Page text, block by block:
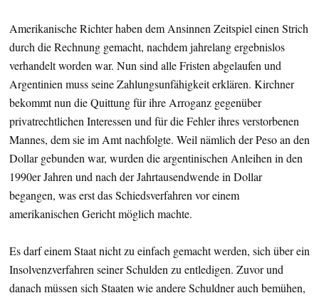
Amerikanische Richter haben dem Ansinnen Zeitspiel einen Strich
durch die Rechnung gemacht, nachdem jahrelang ergebnislos
verhandelt worden war. Nun sind alle Fristen abgelaufen und
Argentinien muss seine Zahlungsunfähigkeit erklären. Kirchner
bekommt nun die Quittung für ihre Arroganz gegenüber
privatrechtlichen Interessen und für die Fehler ihres verstorbenen
Mannes, dem sie im Amt nachfolgte. Weil nämlich der Peso an den
Dollar gebunden war, wurden die argentinischen Anleihen in den
1990er Jahren und nach der Jahrtausendwende in Dollar
begangen, was erst das Schiedsverfahren vor einem
amerikanischen Gericht möglich machte.
Es darf einem Staat nicht zu einfach gemacht werden, sich über ein
Insolvenzverfahren seiner Schulden zu entledigen. Zuvor und
danach müssen sich Staaten wie andere Schuldner auch bemühen,